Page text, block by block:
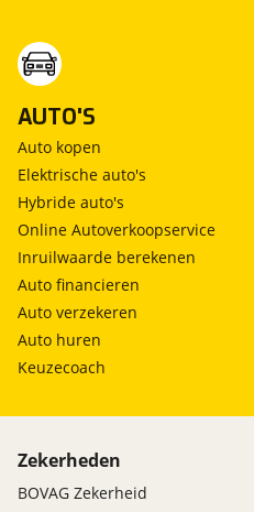
AUTO'S
Auto kopen
Elektrische auto's
Hybride auto's
Online Autoverkoopservice
Inruilwaarde berekenen
Auto financieren
Auto verzekeren
Auto huren
Keuzecoach
Zekerheden
BOVAG Zekerheid